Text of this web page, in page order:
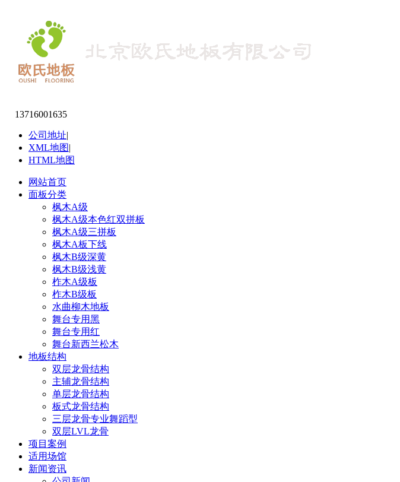
13716001635
公司地址|
XML地图|
HTML地图
网站首页
面板分类
枫木A级
枫木A级本色红双拼板
枫木A级三拼板
枫木A板下线
枫木B级深黄
枫木B级浅黄
柞木A级板
柞木B级板
水曲柳木地板
舞台专用黑
舞台专用红
舞台新西兰松木
地板结构
双层龙骨结构
主辅龙骨结构
单层龙骨结构
板式龙骨结构
三层龙骨专业舞蹈型
双层LVL龙骨
项目案例
适用场馆
新闻资讯